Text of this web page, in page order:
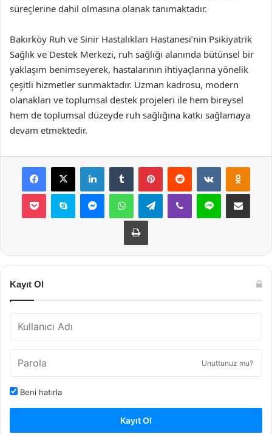
süreçlerine dahil olmasına olanak tanımaktadır.
Bakırköy Ruh ve Sinir Hastalıkları Hastanesi’nin Psikiyatrik
Sağlık ve Destek Merkezi, ruh sağlığı alanında bütünsel bir
yaklaşım benimseyerek, hastalarının ihtiyaçlarına yönelik
çeşitli hizmetler sunmaktadır. Uzman kadrosu, modern
olanakları ve toplumsal destek projeleri ile hem bireysel
hem de toplumsal düzeyde ruh sağlığına katkı sağlamaya
devam etmektedir.
Facebook
X LinkedInTumblr PinterestReddit VKontakte
Pocket Skype MessengerWhatsAppTelegramViber Line E-Posta ile
Yazdır
Kayıt Ol
Unuttunuz mu?
Beni hatırla
Kayıt Ol